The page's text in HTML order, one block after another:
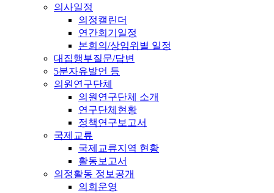
의사일정
의정캘린더
연간회기일정
본회의/상임위별 일정
대집행부질문/답변
5분자유발언 등
의원연구단체
의원연구단체 소개
연구단체현황
정책연구보고서
국제교류
국제교류지역 현황
활동보고서
의정활동 정보공개
의회운영